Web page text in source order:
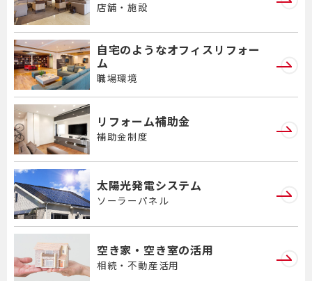
店舗・施設
自宅のようなオフィスリフォー
ム
職場環境
リフォーム補助金
補助金制度
太陽光発電システム
ソーラーパネル
空き家・空き室の活用
相続・不動産活用